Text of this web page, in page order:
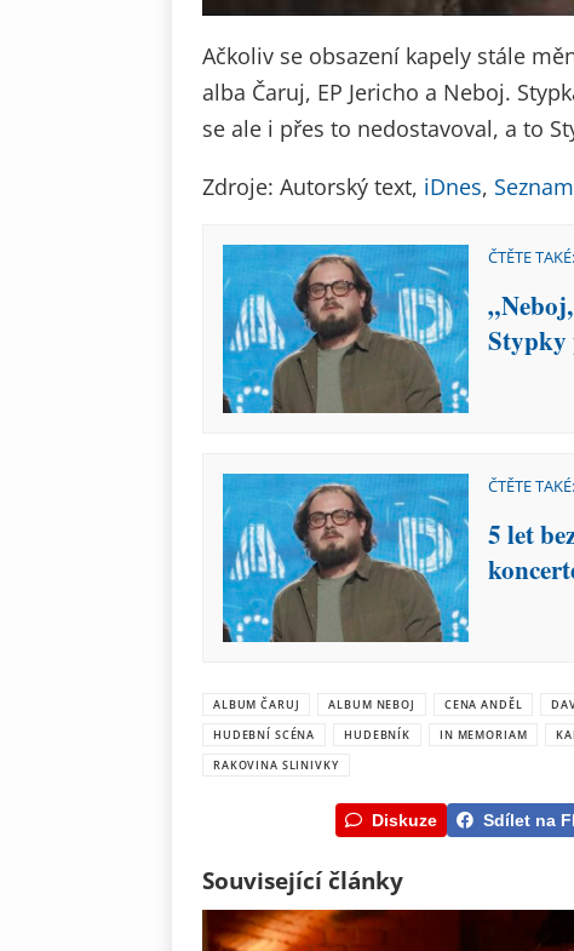
Ačkoliv se obsazení kapely stále
alba Čaruj, EP Jericho a Neboj.
se ale i přes to nedostavoval, a to
Zdroje: Autorský text, iDnes,
ČTĚTE TAKÉ:
ČTĚTE TAKÉ:
5 let
ALBUM ČARUJ ALBUM NEBOJ CENA ANDĚL
HUDEBNÍ SCÉNA
HUDEBNÍK IN MEMORIAM
RAKOVINA SLINIVKY
Diskuze Sdílet na
Související články